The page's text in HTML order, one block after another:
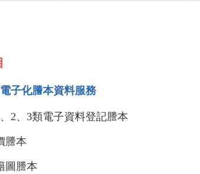
子化謄本資料服務
2、3類電子資料登記謄本
謄本
圖謄本